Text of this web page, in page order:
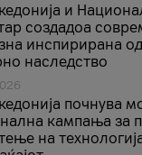
и
создадоа
инспирирана
наследство
почнува
кампања за
на